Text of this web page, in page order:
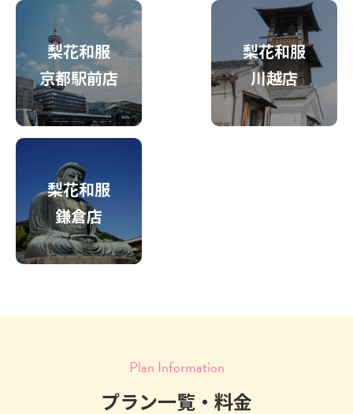
梨花和服
京都駅前店
梨花和服
川越店
梨花和服
鎌倉店
Plan Information
プラン一覧・料金